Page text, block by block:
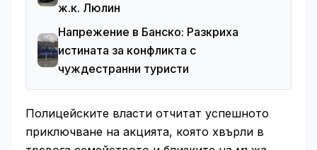
ж.к. Люлин
Напрежение в Банско: Разкриха
истината за конфликта с
чуждестранни туристи
Полицейските власти отчитат успешното
приключване на акцията, която хвърли в